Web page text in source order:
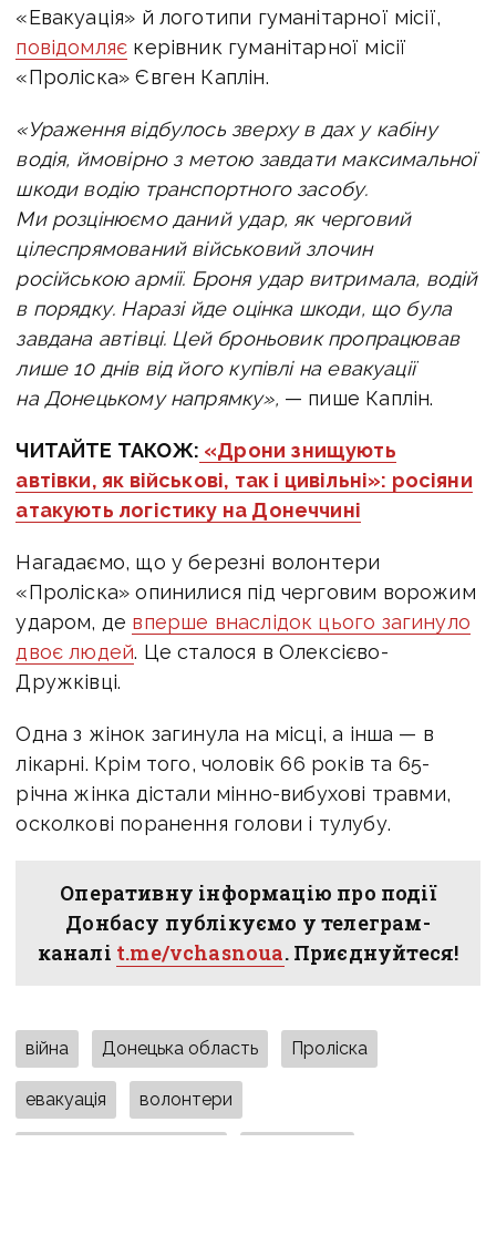
«Евакуація» й логотипи гуманітарної місії,
повідомляє керівник гуманітарної місії
«Проліска» Євген Каплін.
«Ураження відбулось зверху в дах у кабіну
водія, ймовірно з метою завдати максимальної
шкоди водію транспортного засобу.
Ми розцінюємо даний удар, як черговий
цілеспрямований військовий злочин
російською армії. Броня удар витримала, водій
в порядку. Наразі йде оцінка шкоди, що була
завдана автівці. Цей броньовик пропрацював
лише 10 днів від його купівлі на евакуації
на Донецькому напрямку», — пише Каплін.
ЧИТАЙТЕ ТАКОЖ: «Дрони знищують
автівки, як військові, так і цивільні»: росіяни
атакують логістику на Донеччині
Нагадаємо, що у березні волонтери
«Проліска» опинилися під черговим ворожим
ударом, де вперше внаслідок цього загинуло
двоє людей. Це сталося в Олексієво-
Дружківці.
Одна з жінок загинула на місці, а інша — в
лікарні. Крім того, чоловік 66 років та 65-
річна жінка дістали мінно-вибухові травми,
осколкові поранення голови і тулубу.
Оперативну інформацію про події
Донбасу публікуємо у телеграм-
каналі t.me/vchasnoua. Приєднуйтеся!
війна Донецька область Проліска
евакуація волонтери